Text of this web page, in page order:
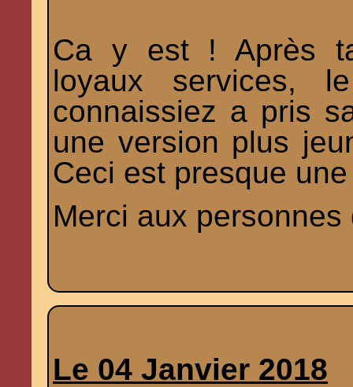
Ca y est ! Après
loyaux services,
connaissiez a pris
une version plus
Ceci est presque
Merci aux
Le 04 Janvier 2018